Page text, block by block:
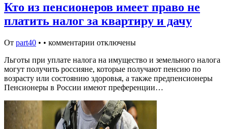
Кто из пенсионеров имеет право не
платить налог за квартиру и дачу
От part40 • • комментарии отключены
Льготы при уплате налога на имущество и земельного налога
могут получить россияне, которые получают пенсию по
возрасту или состоянию здоровья, а также предпенсионеры
Пенсионеры в России имеют преференции…